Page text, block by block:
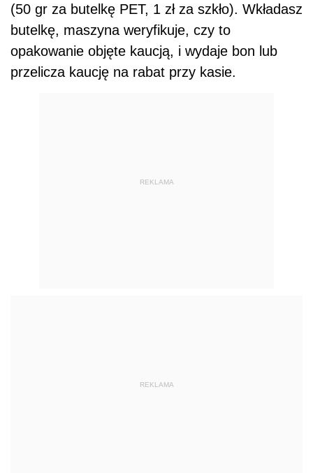
(50 gr za butelkę PET, 1 zł za szkło). Wkładasz
butelkę, maszyna weryfikuje, czy to
opakowanie objęte kaucją, i wydaje bon lub
przelicza kaucję na rabat przy kasie.
REKLAMA
REKLAMA